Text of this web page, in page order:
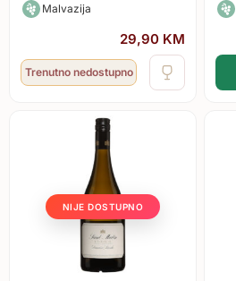
Malvazija
29,90 KM
Trenutno nedostupno
NIJE DOSTUPNO